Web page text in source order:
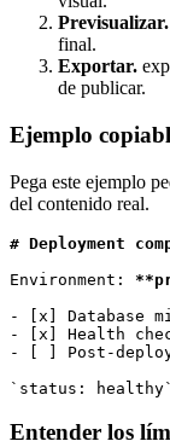
Previsualizar.
final.
Exportar.
de publicar.
Ejemplo
Pega este ejemplo
del contenido real.
# Deployment
Environment:
-
-
-
[ ] Post-
`status: healthy`
Entender los